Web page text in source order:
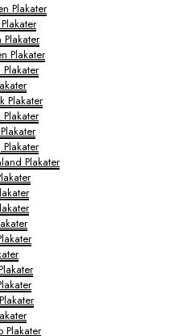
Plakater
Plakater
Plakater
Plakater
Plakater
Plakater